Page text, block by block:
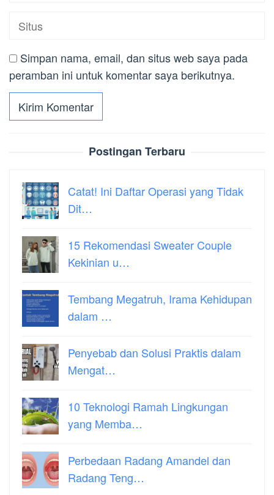
Simpan nama, email, dan situs web saya pada
peramban ini untuk komentar saya berikutnya.
Postingan Terbaru
Catat! Ini Daftar Operasi yang Tidak
Dit…
15 Rekomendasi Sweater Couple
Kekinian u…
Tembang Megatruh, Irama Kehidupan
dalam …
Penyebab dan Solusi Praktis dalam
Mengat…
10 Teknologi Ramah Lingkungan
yang Memba…
Perbedaan Radang Amandel dan
Radang Teng…